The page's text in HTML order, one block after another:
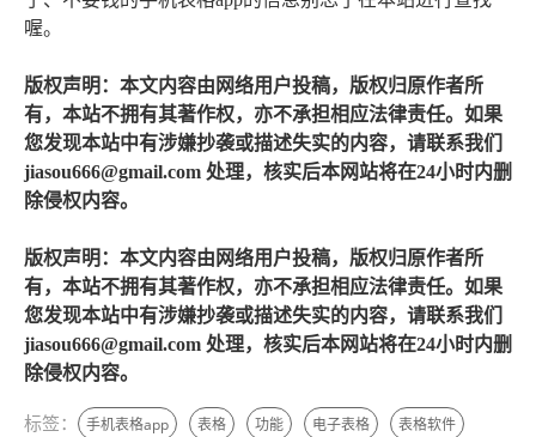
喔。
版权声明：本文内容由网络用户投稿，版权归原作者所
有，本站不拥有其著作权，亦不承担相应法律责任。如果
您发现本站中有涉嫌抄袭或描述失实的内容，请联系我们
jiasou666@gmail.com 处理，核实后本网站将在24小时内删
除侵权内容。
版权声明：本文内容由网络用户投稿，版权归原作者所
有，本站不拥有其著作权，亦不承担相应法律责任。如果
您发现本站中有涉嫌抄袭或描述失实的内容，请联系我们
jiasou666@gmail.com 处理，核实后本网站将在24小时内删
除侵权内容。
标签： 手机表格app 表格 功能 电子表格 表格软件